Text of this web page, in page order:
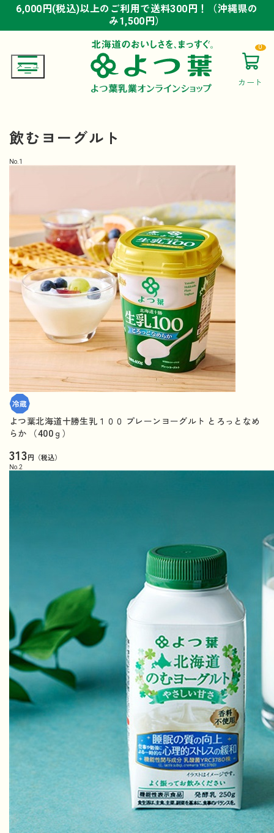
6,000円(税込)以上のご利用で送料300円！（沖縄県の
み1,500円）
6,000円(税込)以上のご利用で送料300円！（沖縄県の
み1,500円）
6,000円(税込)以上のご利用で送料300円！（沖縄県の
み1,500円）
カート
0
飲むヨーグルト
No. 1
よつ葉北海道十勝生乳１００ プレーンヨーグルト とろっとなめ
らか （400ｇ）
313円（税込）
No. 2